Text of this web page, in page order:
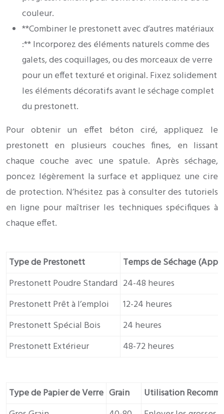
couleur.
**Combiner le prestonett avec d’autres matériaux
:** Incorporez des éléments naturels comme des
galets, des coquillages, ou des morceaux de verre
pour un effet texturé et original. Fixez solidement
les éléments décoratifs avant le séchage complet
du prestonett.
Pour obtenir un effet béton ciré, appliquez le
prestonett en plusieurs couches fines, en lissant
chaque couche avec une spatule. Après séchage,
poncez légèrement la surface et appliquez une cire
de protection. N’hésitez pas à consulter des tutoriels
en ligne pour maîtriser les techniques spécifiques à
chaque effet.
Type de Prestonett
Temps de Séchage
Prestonett Poudre Standard 24-48 heures
Prestonett Prêt à l’emploi
12-24 heures
Prestonett Spécial Bois
24 heures
Prestonett Extérieur
48-72 heures
Type de Papier de Verre Grain
Utilisation